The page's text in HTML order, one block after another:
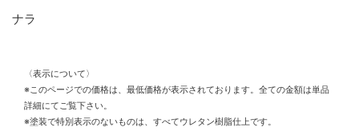
ナラ
〈表示について〉
※このページでの価格は、最低価格が表示されております。全ての金額は単品
詳細にてご覧下さい。
※塗装で特別表示のないものは、すべてウレタン樹脂仕上です。